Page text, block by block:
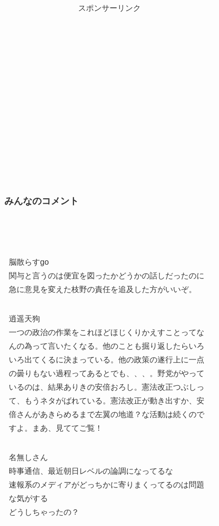
スポンサーリンク
みんなのコメント
脳散らすgo
関与と言うのは便宜を図ったかどうかの話しだったのに
急に意見を変えた枝野の責任を追及した方がいいぞ。
逍遥天狗
一つの政治の作業をこれほどほじくりかえすことってな
んの為って言いたくなる。他のことも掘り返したらいろ
いろ出てくるに決まっている。他の政策の遂行上に一点
の曇りもない過程ってあるとでも、、、。野党がやって
いるのは、結果ありきの安倍おろし。憲法改正つぶしっ
て、もうネタがばれている。憲法改正が動き出すか、安
倍さんがあきらめるまで左翼の地道？な活動は続くので
すよ。まあ、見ててご覧！
名無しさん
時事通信、最近朝日レベルの論調になってるな
速報系のメディアがどっちかに寄りまくってるのは問題
な気がする
どうしちゃったの？